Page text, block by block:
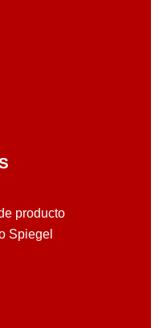
producto
Spiegel